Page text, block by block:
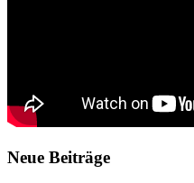
Neue Beiträge